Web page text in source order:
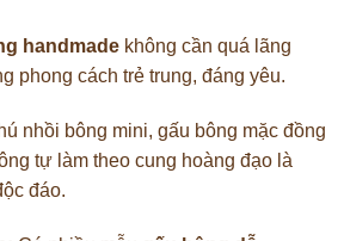
handmade không cần quá lãng
phong cách trẻ trung, đáng yêu.
nhồi bông mini, gấu bông mặc đồng
tự làm theo cung hoàng đạo là
đáo.